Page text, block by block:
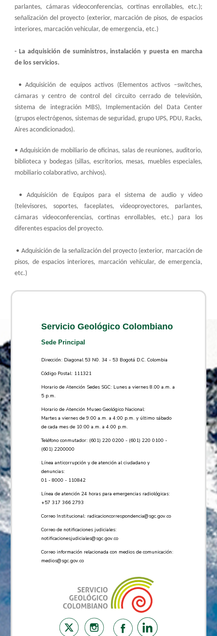
parlantes, cámaras videoconferencias, cortinas enrollables, etc.);
señalización del proyecto (exterior, marcación de pisos, de espacios
interiores, marcación vehicular, de emergencia, etc.)
- La adquisición de suministros, instalación y puesta en marcha
de los servicios.
• Adquisición de equipos activos (Elementos activos –switches,
cámaras y centro de control del circuito cerrado de televisión,
sistema de integración MBS), Implementación del Data Center
(grupos electrógenos, sistemas de seguridad, grupo UPS, PDU, Racks,
Aires acondicionados).
• Adquisición de mobiliario de oficinas, salas de reuniones, auditorio,
biblioteca y bodegas (sillas, escritorios, mesas, muebles especiales,
mobiliario colaborativo, archivos).
• Adquisición de Equipos para el sistema de audio y video
(televisores, soportes, faceplates, videoproyectores, parlantes,
cámaras videoconferencias, cortinas enrollables, etc.) para los
diferentes espacios del proyecto.
• Adquisición de la señalización del proyecto (exterior, marcación de
pisos, de espacios interiores, marcación vehicular, de emergencia,
etc.)
Servicio Geológico Colombiano
Sede Principal
Dirección: Diagonal 53 N0. 34 - 53 Bogotá D.C. Colombia
Código Postal: 111321
Horario de Atención Sedes SGC: Lunes a viernes 8.00 a.m. a
5 p.m.
Horario de Atención Museo Geológico Nacional:
Martes a viernes de 9:00 a.m. a 4:00 p.m. y último sábado
de cada mes de 10:00 a.m. a 4:00 p.m.
Teléfono conmutador: (601) 220 0200 - (601) 220 0100 -
(601) 2200000
Línea anticorrupción y de atención al ciudadano y
denuncias:
01 - 8000 - 110842
Línea de atención 24 horas para emergencias radiológicas:
+57 ​317 366 2793
Correo Institucional: radicacioncorrespondencia@sgc.gov.co
Correo de notificaciones judiciales:
notificacionesjudiciales@sgc.gov.co
Correo información relacionada con medios de comunicación:
medios@sgc.gov.co